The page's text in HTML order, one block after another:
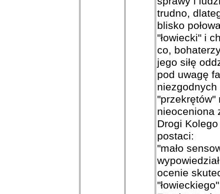
trudno,
blisko
"łowiecki" i
co,
jego siłę
pod uwagę
niezgodnych
nieoceniona
Drogi
postaci:
"mało
ocenie